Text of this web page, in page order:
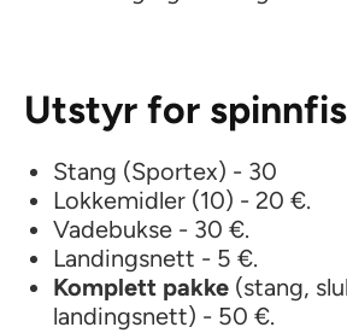
Utstyr for
Stang (Sportex) - 30
Lokkemidler (10) - 20 €.
Vadebukse - 30 €.
Landingsnett - 5 €.
Komplett pakke (stang,
landingsnett) - 50 €.